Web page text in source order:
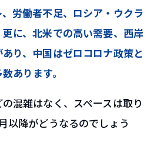
労働者不足、ロシア・ウクラ
に、北米での高い需要、西岸
り、中国はゼロコロナ政策と
あります。
混雑はなく、スペースは取り
以降がどうなるのでしょう